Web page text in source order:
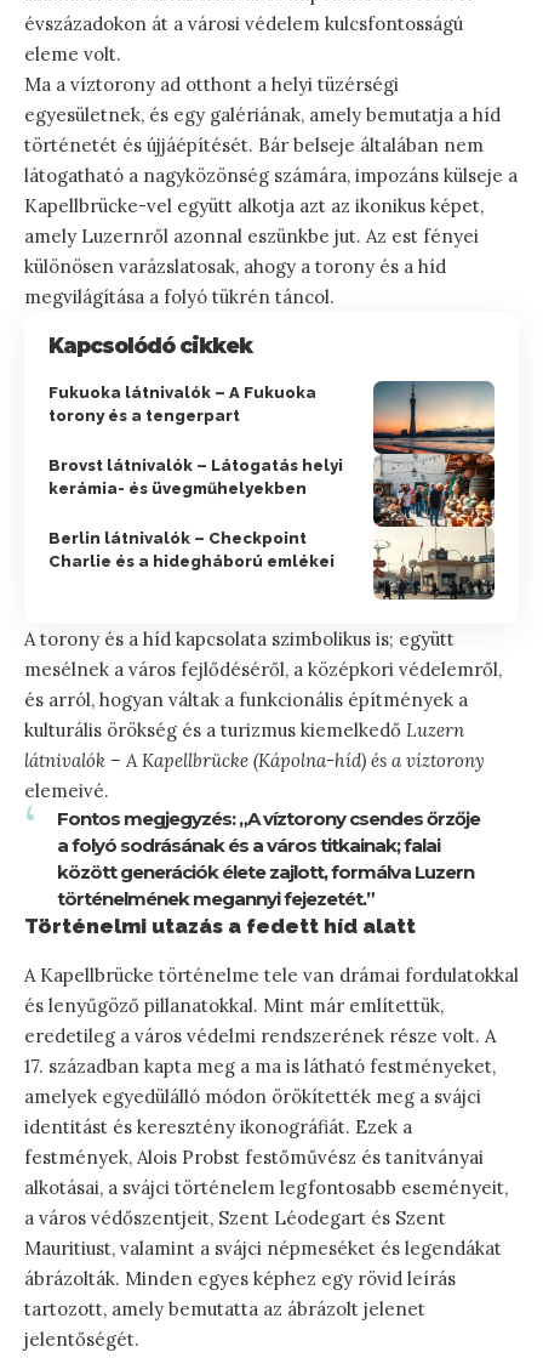
évszázadokon át a városi védelem kulcsfontosságú
eleme volt.
Ma a víztorony ad otthont a helyi tüzérségi
egyesületnek, és egy galériának, amely bemutatja a híd
történetét és újjáépítését. Bár belseje általában nem
látogatható a nagyközönség számára, impozáns külseje a
Kapellbrücke-vel együtt alkotja azt az ikonikus képet,
amely Luzernről azonnal eszünkbe jut. Az est fényei
különösen varázslatosak, ahogy a torony és a híd
megvilágítása a folyó tükrén táncol.
Kapcsolódó cikkek
Fukuoka látnivalók – A Fukuoka
torony és a tengerpart
Brovst látnivalók – Látogatás helyi
kerámia- és üvegműhelyekben
Berlin látnivalók – Checkpoint
Charlie és a hidegháború emlékei
A torony és a híd kapcsolata szimbolikus is; együtt
mesélnek a város fejlődéséről, a középkori védelemről,
és arról, hogyan váltak a funkcionális építmények a
kulturális örökség és a turizmus kiemelkedő Luzern
látnivalók – A Kapellbrücke (Kápolna-híd) és a víztorony
elemeivé.
Fontos megjegyzés: „A víztorony csendes őrzője
a folyó sodrásának és a város titkainak; falai
között generációk élete zajlott, formálva Luzern
történelmének megannyi fejezetét.”
Történelmi utazás a fedett híd alatt
A Kapellbrücke történelme tele van drámai fordulatokkal
és lenyűgöző pillanatokkal. Mint már említettük,
eredetileg a város védelmi rendszerének része volt. A
17. században kapta meg a ma is látható festményeket,
amelyek egyedülálló módon örökítették meg a svájci
identitást és keresztény ikonográfiát. Ezek a
festmények, Alois Probst festőművész és tanítványai
alkotásai, a svájci történelem legfontosabb eseményeit,
a város védőszentjeit, Szent Léodegart és Szent
Mauritiust, valamint a svájci népmeséket és legendákat
ábrázolták. Minden egyes képhez egy rövid leírás
tartozott, amely bemutatta az ábrázolt jelenet
jelentőségét.